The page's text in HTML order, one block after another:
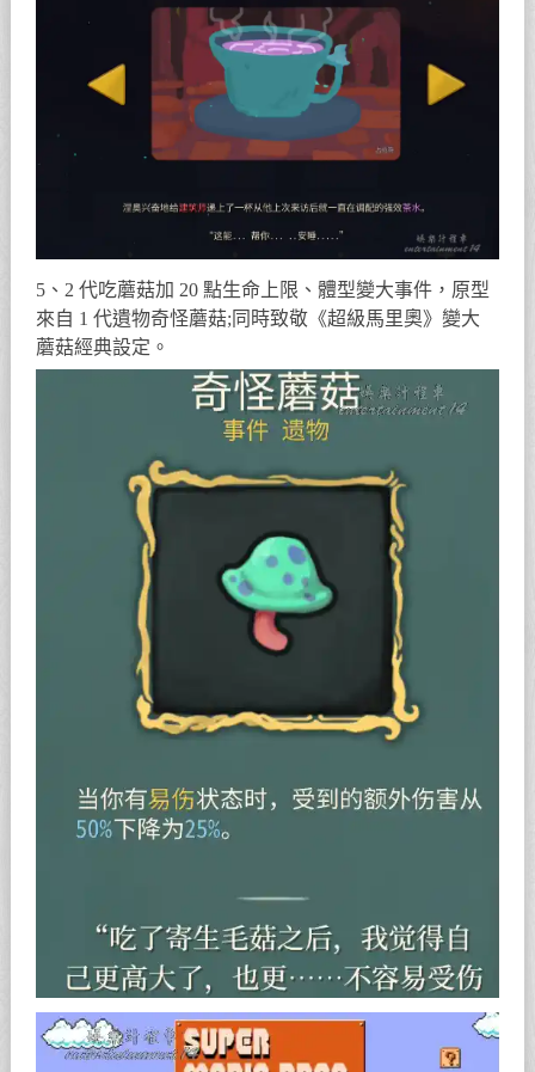
5、2 代吃蘑菇加 20 點生命上限、體型變大事件，原型
來自 1 代遺物奇怪蘑菇;同時致敬《超級馬里奧》變大
蘑菇經典設定。